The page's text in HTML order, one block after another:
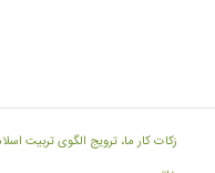
زکات کار ما، ترویج الگوی تربیت